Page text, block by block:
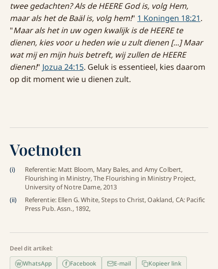
twee gedachten? Als de HEERE God is, volg Hem,
maar als het de Baäl is, volg hem!" 1 Koningen 18:21.
"Maar als het in uw ogen kwalijk is de HEERE te
dienen, kies voor u heden wie u zult dienen [...] Maar
wat mij en mijn huis betreft, wij zullen de HEERE
dienen!" Jozua 24:15. Geluk is essentieel, kies daarom
op dit moment wie u dienen zult.
Voetnoten
(i)
Referentie: Matt Bloom, Mary Bales, and Amy Colbert,
Flourishing in Ministry, The Flourishing in Ministry Project,
University of Notre Dame, 2013
(ii)
Referentie: Ellen G. White, Steps to Christ, Oakland, CA: Pacific
Press Pub. Assn., 1892,
Deel dit artikel:
W WhatsApp f Facebook E-mail Kopieer link